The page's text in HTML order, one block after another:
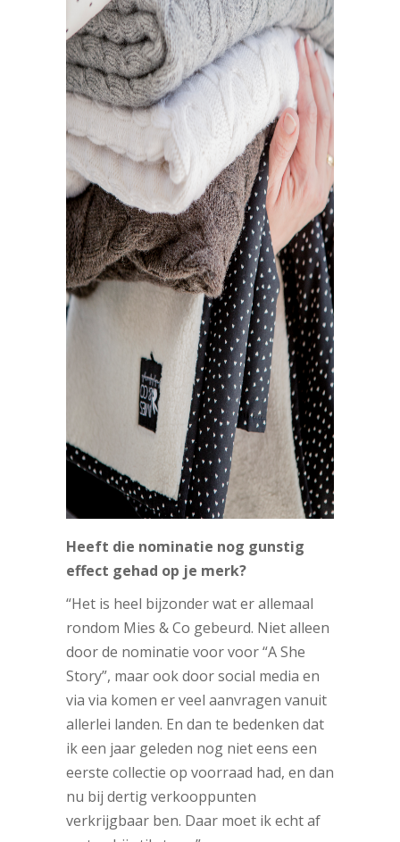
Heeft die nominatie nog gunstig
effect gehad op je merk?
“Het is heel bijzonder wat er allemaal
rondom Mies & Co gebeurd. Niet alleen
door de nominatie voor voor “A She
Story”, maar ook door social media en
via via komen er veel aanvragen vanuit
allerlei landen. En dan te bedenken dat
ik een jaar geleden nog niet eens een
eerste collectie op voorraad had, en dan
nu bij dertig verkooppunten
verkrijgbaar ben. Daar moet ik echt af